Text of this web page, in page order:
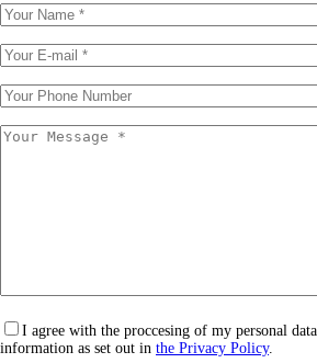
I agree with the proccesing of my personal
information as set out in the Privacy Policy.